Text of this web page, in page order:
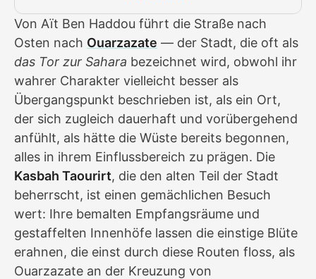
Von Aït Ben Haddou führt die Straße nach
Osten nach Ouarzazate — der Stadt, die oft als
das Tor zur Sahara bezeichnet wird, obwohl ihr
wahrer Charakter vielleicht besser als
Übergangspunkt beschrieben ist, als ein Ort,
der sich zugleich dauerhaft und vorübergehend
anfühlt, als hätte die Wüste bereits begonnen,
alles in ihrem Einflussbereich zu prägen. Die
Kasbah Taourirt, die den alten Teil der Stadt
beherrscht, ist einen gemächlichen Besuch
wert: Ihre bemalten Empfangsräume und
gestaffelten Innenhöfe lassen die einstige Blüte
erahnen, die einst durch diese Routen floss, als
Ouarzazate an der Kreuzung von